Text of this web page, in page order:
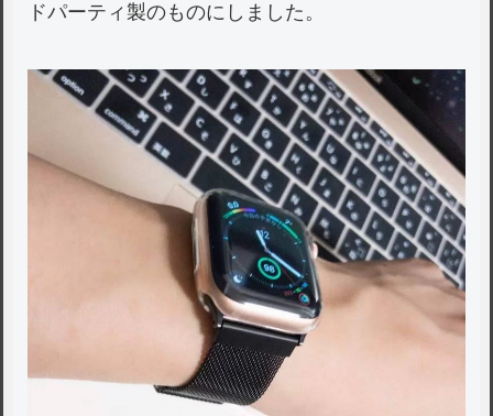
ドパーティ製のものにしました。